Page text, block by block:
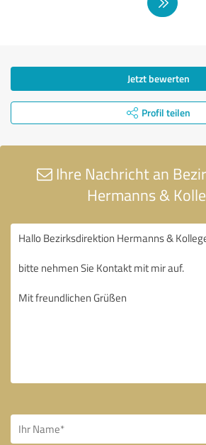
Jetzt bewerten
Profil teilen
Ihre Nachricht an
Hermanns &